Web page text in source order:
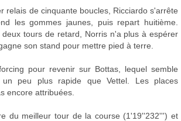
relais de cinquante boucles, Ricciardo s'arrête
les gommes jaunes, puis repart huitième.
tours de retard, Norris n'a plus à espérer
son stand pour mettre pied à terre.
pour revenir sur Bottas, lequel semble
un peu plus rapide que Vettel. Les places
encore attribuées.
du meilleur tour de la course (1'19''232''') et